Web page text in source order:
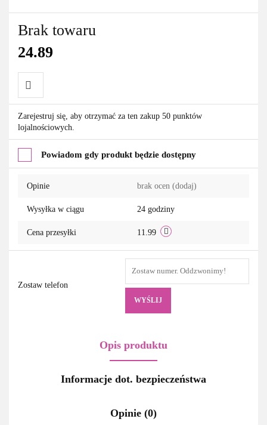
Brak towaru
24.89
Do
Zarejestruj się, aby otrzymać za ten zakup 50 punktów
lojalnościowych.
Powiadom gdy produkt będzie dostępny
Opinie brak ocen (dodaj)
Wysyłka w ciągu 24 godziny
Cena przesyłki 11.99
Zostaw telefon
WYŚLIJ
Opis produktu
Informacje dot. bezpieczeństwa
Opinie (0)